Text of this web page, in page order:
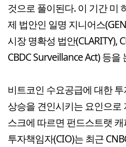
것으로 풀이된다. 이 기간 미
제 법안인 일명 지니어스
시장 명확성 법안(CLARITY),
CBDC Surveillance Act) 등을
비트코인 수요공급에 대한
상승을 견인시키는 요인으로
스크에 따르면 펀드스트랫
투자책임자(CIO)는 최근